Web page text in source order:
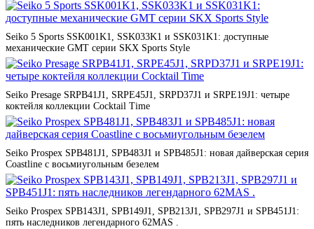
Seiko 5 Sports SSK001K1, SSK033K1 и SSK031K1: доступные
механические GMT серии SKX Sports Style
Seiko Presage SRPB41J1, SRPE45J1, SRPD37J1 и SRPE19J1: четыре
коктейля коллекции Cocktail Time
Seiko Prospex SPB481J1, SPB483J1 и SPB485J1: новая дайверская серия
Coastline с восьмиугольным безелем
Seiko Prospex SPB143J1, SPB149J1, SPB213J1, SPB297J1 и SPB451J1:
пять наследников легендарного 62MAS .